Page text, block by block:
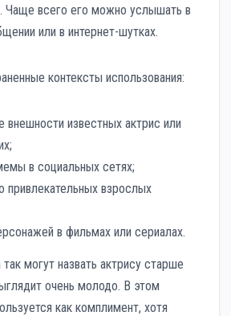
Чаще всего его можно услышать в
или в интернет-шутках.
контексты использования:
внешности известных актрис или
в социальных сетях;
привлекательных взрослых
в фильмах или сериалах.
могут назвать актрису старше
очень молодо. В этом
как комплимент, хотя